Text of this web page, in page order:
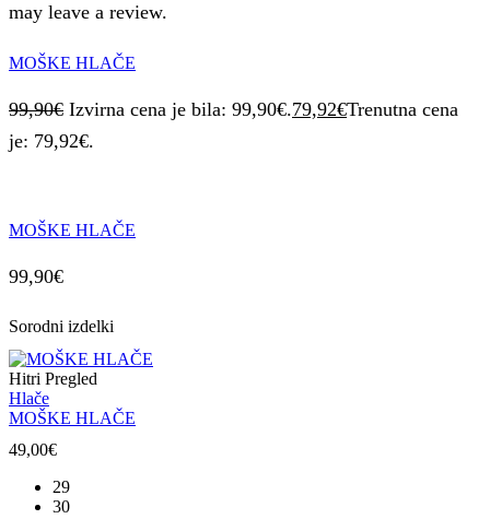
may leave a review.
MOŠKE HLAČE
99,90€ Izvirna cena je bila: 99,90€.79,92€Trenutna cena
je: 79,92€.
MOŠKE HLAČE
99,90€
Sorodni izdelki
Hitri Pregled
Hlače
MOŠKE HLAČE
49,00€
29
30